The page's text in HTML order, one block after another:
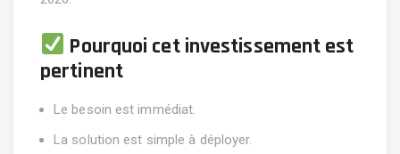
Pourquoi cet investissement est
pertinent
Le besoin est immédiat.
La solution est simple à déployer.